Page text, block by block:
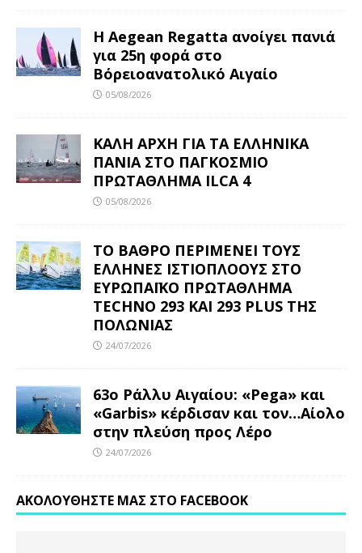
Η Aegean Regatta ανοίγει πανιά
για 25η φορά στο
Βόρειοανατολικό Αιγαίο
05/08/2026
ΚΑΛΗ ΑΡΧΗ ΓΙΑ ΤΑ ΕΛΛΗΝΙΚΑ
ΠΑΝΙΑ ΣΤΟ ΠΑΓΚΟΣΜΙΟ
ΠΡΩΤΑΘΛΗΜΑ ILCA 4
05/08/2026
ΤΟ ΒΑΘΡΟ ΠΕΡΙΜΕΝΕΙ ΤΟΥΣ
ΕΛΛΗΝΕΣ ΙΣΤΙΟΠΛΟΟΥΣ ΣΤΟ
ΕΥΡΩΠΑΪΚΟ ΠΡΩΤΑΘΛΗΜΑ
TECHNO 293 ΚΑΙ 293 PLUS ΤΗΣ
ΠΟΛΩΝΙΑΣ
24/07/2026
63ο Ράλλυ Αιγαίου: «Pega» και
«Garbis» κέρδισαν και τον…Αίολο
στην πλεύση προς Λέρο
24/07/2026
ΑΚΟΛΟΥΘΉΣΤΕ ΜΑΣ ΣΤΟ FACEBOOK